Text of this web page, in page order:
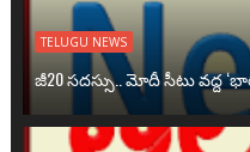
TELUGU NEWS
జీ20 సదస్సు.. మోదీ సీటు వద్ద